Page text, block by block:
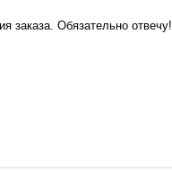
заказа. Обязательно отвечу!